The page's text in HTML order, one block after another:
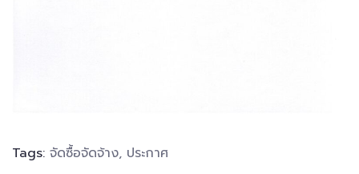
Tags: จัดซื้อจัดจ้าง, ประกาศ